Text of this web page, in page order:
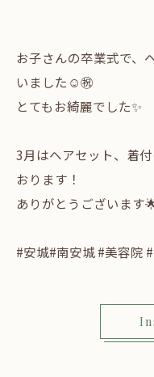
お子さんの卒業式で、
いました☺️㊗️
とてもお綺麗でした✨
3月はヘアセット、着
おります！
ありがとうございます
#安城#南安城 #美容院